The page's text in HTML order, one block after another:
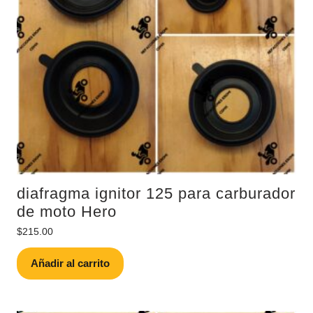
diafragma ignitor 125 para carburador
de moto Hero
$215.00
Añadir al carrito